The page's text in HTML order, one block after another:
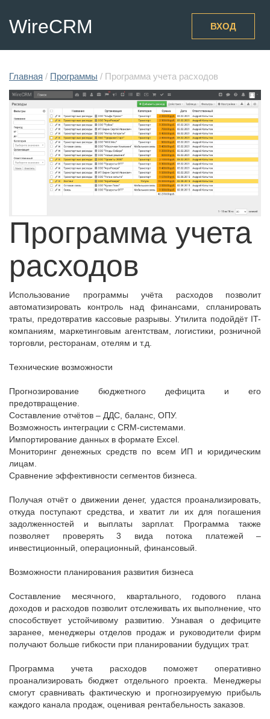
WireCRM ВХОД
Главная / Программы / Программа учета расходов
Программа учета
расходов
Использование программы учёта расходов позволит
автоматизировать контроль над финансами, спланировать
траты, предотвратив кассовые разрывы. Утилита подойдёт IT-
компаниям, маркетинговым агентствам, логистики, розничной
торговли, ресторанам, отелям и т.д.
Технические возможности
Прогнозирование бюджетного дефицита и его
предотвращение.
Составление отчётов – ДДС, баланс, ОПУ.
Возможность интеграции с CRM-системами.
Импортирование данных в формате Excel.
Мониторинг денежных средств по всем ИП и юридическим
лицам.
Сравнение эффективности сегментов бизнеса.
Получая отчёт о движении денег, удастся проанализировать,
откуда поступают средства, и хватит ли их для погашения
задолженностей и выплаты зарплат. Программа также
позволяет проверять 3 вида потока платежей –
инвестиционный, операционный, финансовый.
Возможности планирования развития бизнеса
Составление месячного, квартального, годового плана
доходов и расходов позволит отслеживать их выполнение, что
способствует устойчивому развитию. Узнавая о дефиците
заранее, менеджеры отделов продаж и руководители фирм
получают больше гибкости при планировании будущих трат.
Программа учета расходов поможет оперативно
проанализировать бюджет отдельного проекта. Менеджеры
смогут сравнивать фактическую и прогнозируемую прибыль
каждого канала продаж, оценивая рентабельность заказов.